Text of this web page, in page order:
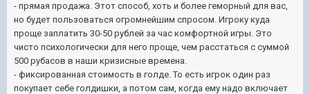
- прямая продажа. Этот способ, хоть и более геморный для вас,
но будет пользоваться огромнейшим спросом. Игроку куда
проще заплатить 30-50 рублей за час комфортной игры. Это
чисто психологически для него проще, чем расстаться с суммой
500 рубасов в наши кризисные времена.
- фиксированная стоимость в голде. То есть игрок один раз
покупает себе голдишки, а потом сам, когда ему надо включает